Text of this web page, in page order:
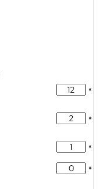
*
*
*
*